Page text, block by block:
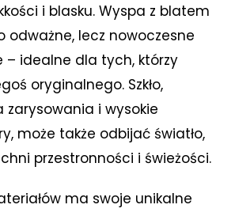
i blasku. Wyspa z blatem
odważne, lecz nowoczesne
– idealne dla tych, którzy
oryginalnego. Szkło,
zarysowania i wysokie
może także odbijać światło,
przestronności i świeżości.
ma swoje unikalne